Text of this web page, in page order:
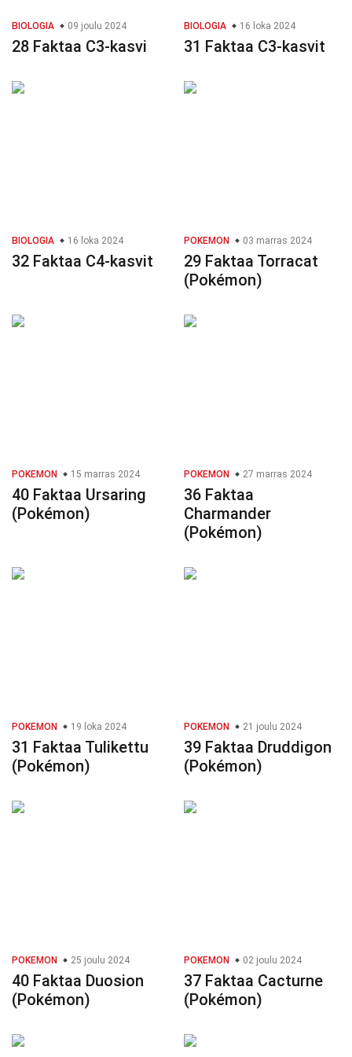
BIOLOGIA 09 joulu 2024
28 Faktaa C3-kasvi
BIOLOGIA 16 loka 2024
31 Faktaa C3-kasvit
BIOLOGIA 16 loka 2024
32 Faktaa C4-kasvit
POKEMON 03 marras 2024
29 Faktaa Torracat
(Pokémon)
POKEMON 15 marras 2024
40 Faktaa Ursaring
(Pokémon)
POKEMON 27 marras 2024
36 Faktaa
Charmander
(Pokémon)
POKEMON 19 loka 2024
31 Faktaa Tulikettu
(Pokémon)
POKEMON 21 joulu 2024
39 Faktaa Druddigon
(Pokémon)
POKEMON 25 joulu 2024
40 Faktaa Duosion
(Pokémon)
POKEMON 02 joulu 2024
37 Faktaa Cacturne
(Pokémon)